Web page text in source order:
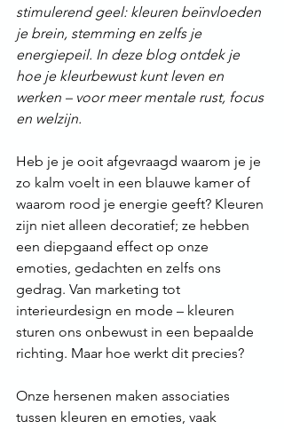
stimulerend geel: kleuren beïnvloeden
je brein, stemming en zelfs je
energiepeil. In deze blog ontdek je
hoe je kleurbewust kunt leven en
werken – voor meer mentale rust, focus
en welzijn.
Heb je je ooit afgevraagd waarom je je
zo kalm voelt in een blauwe kamer of
waarom rood je energie geeft? Kleuren
zijn niet alleen decoratief; ze hebben
een diepgaand effect op onze
emoties, gedachten en zelfs ons
gedrag. Van marketing tot
interieurdesign en mode – kleuren
sturen ons onbewust in een bepaalde
richting. Maar hoe werkt dit precies?
Onze hersenen maken associaties
tussen kleuren en emoties, vaak